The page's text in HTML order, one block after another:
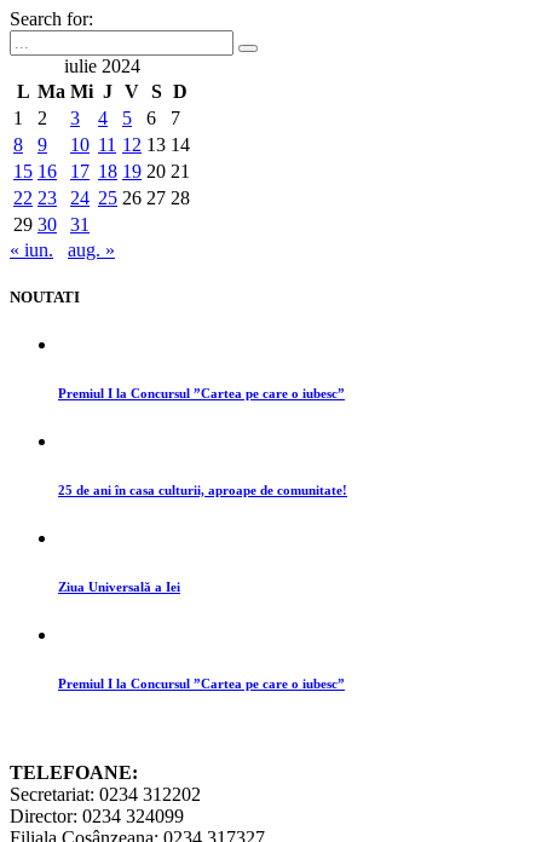
Search for:
iulie 2024
L Ma Mi J V S D
1
2 3 4 5 6
7
8
9 10 11 12 13 14
15 16 17 18 19 20 21
22 23 24 25 26 27 28
29 30
31
« iun.
aug. »
NOUTATI
Premiul I la Concursul ”Cartea pe care o iubesc”
25 de ani în casa culturii, aproape de comunitate!
Ziua Universală a Iei
Premiul I la Concursul ”Cartea pe care o iubesc”
TELEFOANE:
Secretariat: 0234 312202
Director: 0234 324099
Filiala Cosânzeana: 0234 317327